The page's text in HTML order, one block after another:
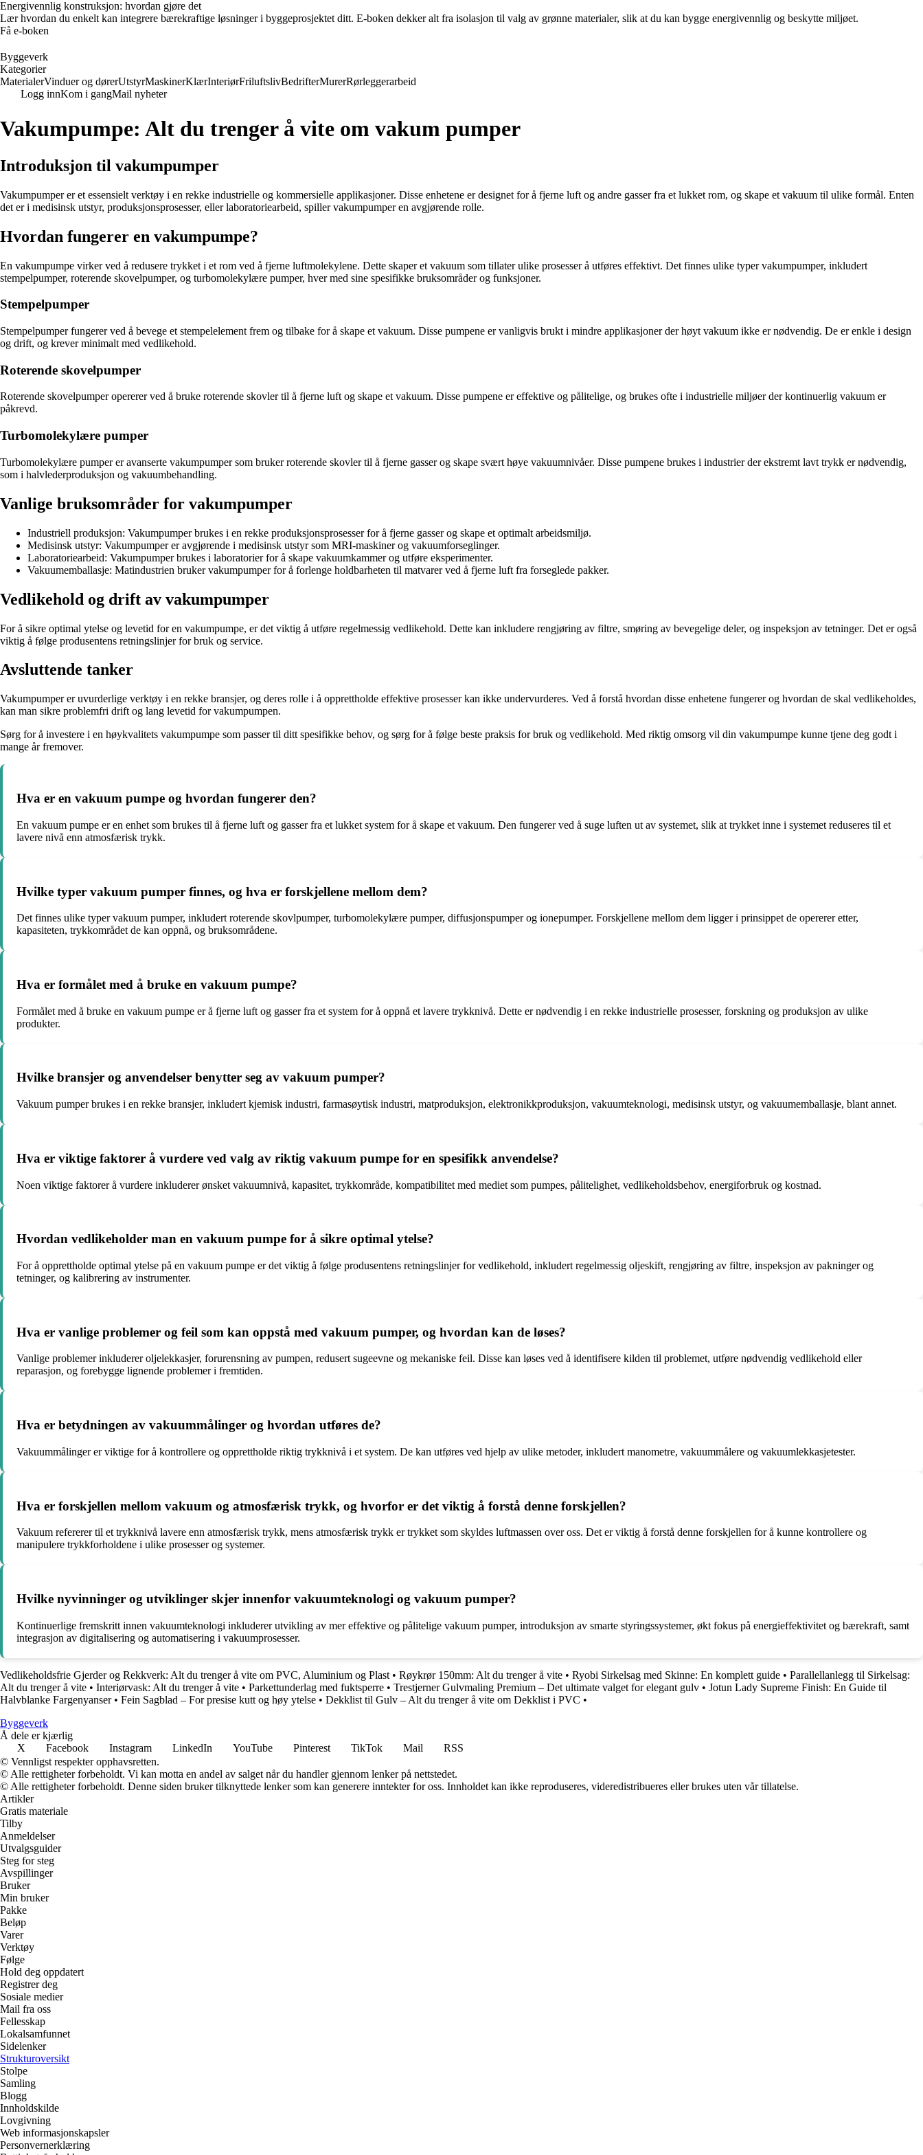
Energivennlig konstruksjon: hvordan gjøre det
Lær hvordan du enkelt kan integrere bærekraftige løsninger i byggeprosjektet ditt. E-boken dekker alt fra isolasjon til valg av grønne materialer, slik at du kan bygge energivennlig og beskytte miljøet.
Få e-boken
Byggeverk
Kategorier
MaterialerVinduer og dørerUtstyrMaskinerKlærInteriørFriluftslivBedrifterMurerRørleggerarbeid
Logg innKom i gangMail nyheter
Vakumpumpe: Alt du trenger å vite om vakum pumper
Introduksjon til vakumpumper
Vakumpumper er et essensielt verktøy i en rekke industrielle og kommersielle applikasjoner. Disse enhetene er designet for å fjerne luft og andre gasser fra et lukket rom, og skape et vakuum til ulike formål. Enten
det er i medisinsk utstyr, produksjonsprosesser, eller laboratoriearbeid, spiller vakumpumper en avgjørende rolle.
Hvordan fungerer en vakumpumpe?
En vakumpumpe virker ved å redusere trykket i et rom ved å fjerne luftmolekylene. Dette skaper et vakuum som tillater ulike prosesser å utføres effektivt. Det finnes ulike typer vakumpumper, inkludert
stempelpumper, roterende skovelpumper, og turbomolekylære pumper, hver med sine spesifikke bruksområder og funksjoner.
Stempelpumper
Stempelpumper fungerer ved å bevege et stempelelement frem og tilbake for å skape et vakuum. Disse pumpene er vanligvis brukt i mindre applikasjoner der høyt vakuum ikke er nødvendig. De er enkle i design
og drift, og krever minimalt med vedlikehold.
Roterende skovelpumper
Roterende skovelpumper opererer ved å bruke roterende skovler til å fjerne luft og skape et vakuum. Disse pumpene er effektive og pålitelige, og brukes ofte i industrielle miljøer der kontinuerlig vakuum er
påkrevd.
Turbomolekylære pumper
Turbomolekylære pumper er avanserte vakumpumper som bruker roterende skovler til å fjerne gasser og skape svært høye vakuumnivåer. Disse pumpene brukes i industrier der ekstremt lavt trykk er nødvendig,
som i halvlederproduksjon og vakuumbehandling.
Vanlige bruksområder for vakumpumper
Industriell produksjon: Vakumpumper brukes i en rekke produksjonsprosesser for å fjerne gasser og skape et optimalt arbeidsmiljø.
Medisinsk utstyr: Vakumpumper er avgjørende i medisinsk utstyr som MRI-maskiner og vakuumforseglinger.
Laboratoriearbeid: Vakumpumper brukes i laboratorier for å skape vakuumkammer og utføre eksperimenter.
Vakuumemballasje: Matindustrien bruker vakumpumper for å forlenge holdbarheten til matvarer ved å fjerne luft fra forseglede pakker.
Vedlikehold og drift av vakumpumper
For å sikre optimal ytelse og levetid for en vakumpumpe, er det viktig å utføre regelmessig vedlikehold. Dette kan inkludere rengjøring av filtre, smøring av bevegelige deler, og inspeksjon av tetninger. Det er også
viktig å følge produsentens retningslinjer for bruk og service.
Avsluttende tanker
Vakumpumper er uvurderlige verktøy i en rekke bransjer, og deres rolle i å opprettholde effektive prosesser kan ikke undervurderes. Ved å forstå hvordan disse enhetene fungerer og hvordan de skal vedlikeholdes,
kan man sikre problemfri drift og lang levetid for vakumpumpen.
Sørg for å investere i en høykvalitets vakumpumpe som passer til ditt spesifikke behov, og sørg for å følge beste praksis for bruk og vedlikehold. Med riktig omsorg vil din vakumpumpe kunne tjene deg godt i
mange år fremover.
Hva er en vakuum pumpe og hvordan fungerer den?
En vakuum pumpe er en enhet som brukes til å fjerne luft og gasser fra et lukket system for å skape et vakuum. Den fungerer ved å suge luften ut av systemet, slik at trykket inne i systemet reduseres til et
lavere nivå enn atmosfærisk trykk.
Hvilke typer vakuum pumper finnes, og hva er forskjellene mellom dem?
Det finnes ulike typer vakuum pumper, inkludert roterende skovlpumper, turbomolekylære pumper, diffusjonspumper og ionepumper. Forskjellene mellom dem ligger i prinsippet de opererer etter,
kapasiteten, trykkområdet de kan oppnå, og bruksområdene.
Hva er formålet med å bruke en vakuum pumpe?
Formålet med å bruke en vakuum pumpe er å fjerne luft og gasser fra et system for å oppnå et lavere trykknivå. Dette er nødvendig i en rekke industrielle prosesser, forskning og produksjon av ulike
produkter.
Hvilke bransjer og anvendelser benytter seg av vakuum pumper?
Vakuum pumper brukes i en rekke bransjer, inkludert kjemisk industri, farmasøytisk industri, matproduksjon, elektronikkproduksjon, vakuumteknologi, medisinsk utstyr, og vakuumemballasje, blant annet.
Hva er viktige faktorer å vurdere ved valg av riktig vakuum pumpe for en spesifikk anvendelse?
Noen viktige faktorer å vurdere inkluderer ønsket vakuumnivå, kapasitet, trykkområde, kompatibilitet med mediet som pumpes, pålitelighet, vedlikeholdsbehov, energiforbruk og kostnad.
Hvordan vedlikeholder man en vakuum pumpe for å sikre optimal ytelse?
For å opprettholde optimal ytelse på en vakuum pumpe er det viktig å følge produsentens retningslinjer for vedlikehold, inkludert regelmessig oljeskift, rengjøring av filtre, inspeksjon av pakninger og
tetninger, og kalibrering av instrumenter.
Hva er vanlige problemer og feil som kan oppstå med vakuum pumper, og hvordan kan de løses?
Vanlige problemer inkluderer oljelekkasjer, forurensning av pumpen, redusert sugeevne og mekaniske feil. Disse kan løses ved å identifisere kilden til problemet, utføre nødvendig vedlikehold eller
reparasjon, og forebygge lignende problemer i fremtiden.
Hva er betydningen av vakuummålinger og hvordan utføres de?
Vakuummålinger er viktige for å kontrollere og opprettholde riktig trykknivå i et system. De kan utføres ved hjelp av ulike metoder, inkludert manometre, vakuummålere og vakuumlekkasjetester.
Hva er forskjellen mellom vakuum og atmosfærisk trykk, og hvorfor er det viktig å forstå denne forskjellen?
Vakuum refererer til et trykknivå lavere enn atmosfærisk trykk, mens atmosfærisk trykk er trykket som skyldes luftmassen over oss. Det er viktig å forstå denne forskjellen for å kunne kontrollere og
manipulere trykkforholdene i ulike prosesser og systemer.
Hvilke nyvinninger og utviklinger skjer innenfor vakuumteknologi og vakuum pumper?
Kontinuerlige fremskritt innen vakuumteknologi inkluderer utvikling av mer effektive og pålitelige vakuum pumper, introduksjon av smarte styringssystemer, økt fokus på energieffektivitet og bærekraft, samt
integrasjon av digitalisering og automatisering i vakuumprosesser.
Vedlikeholdsfrie Gjerder og Rekkverk: Alt du trenger å vite om PVC, Aluminium og Plast • Røykrør 150mm: Alt du trenger å vite • Ryobi Sirkelsag med Skinne: En komplett guide • Parallellanlegg til Sirkelsag:
Alt du trenger å vite • Interiørvask: Alt du trenger å vite • Parkettunderlag med fuktsperre • Trestjerner Gulvmaling Premium – Det ultimate valget for elegant gulv • Jotun Lady Supreme Finish: En Guide til
Halvblanke Fargenyanser• Fein Sagblad – For presise kutt og høy ytelse • Dekklist til Gulv – Alt du trenger å vite om Dekklist i PVC •
Byggeverk
Å dele er kjærlig
X
Facebook Instagram LinkedIn YouTube Pinterest TikTok Mail
RSS
© Vennligst respekter opphavsretten.
© Alle rettigheter forbeholdt. Vi kan motta en andel av salget når du handler gjennom lenker på nettstedet.
© Alle rettigheter forbeholdt. Denne siden bruker tilknyttede lenker som kan generere inntekter for oss. Innholdet kan ikke reproduseres, videredistribueres eller brukes uten vår tillatelse.
Artikler
Gratis materiale
Tilby
Anmeldelser
Utvalgsguider
Steg for steg
Avspillinger
Bruker
Min bruker
Pakke
Beløp
Varer
Verktøy
Følge
Hold deg oppdatert
Registrer deg
Sosiale medier
Mail fra oss
Fellesskap
Lokalsamfunnet
Sidelenker
Strukturoversikt
Stolpe
Samling
Blogg
Innholdskilde
Lovgivning
Web informasjonskapsler
Personvernerklæring